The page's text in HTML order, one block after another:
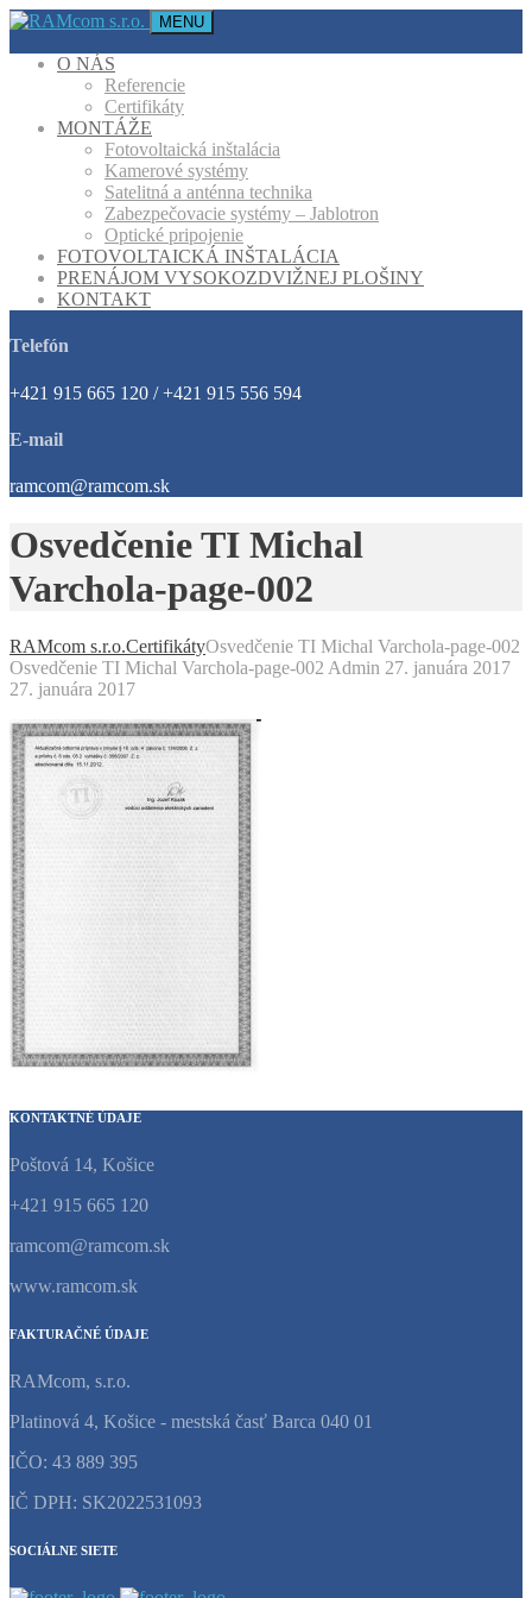
MENU
O NÁS
Referencie
Certifikáty
MONTÁŽE
Fotovoltaická inštalácia
Kamerové systémy
Satelitná a anténna technika
Zabezpečovacie systémy – Jablotron
Optické pripojenie
FOTOVOLTAICKÁ INŠTALÁCIA
PRENÁJOM VYSOKOZDVIŽNEJ PLOŠINY
KONTAKT
Telefón
+421 915 665 120 / +421 915 556 594
E-mail
ramcom@ramcom.sk
Osvedčenie TI Michal
Varchola-page-002
RAMcom s.r.o.CertifikátyOsvedčenie TI Michal Varchola-page-002
Osvedčenie TI Michal Varchola-page-002 Admin 27. januára 2017
27. januára 2017
KONTAKTNÉ ÚDAJE
Poštová 14, Košice
+421 915 665 120
ramcom@ramcom.sk
www.ramcom.sk
FAKTURAČNÉ ÚDAJE
RAMcom, s.r.o.
Platinová 4, Košice - mestská časť Barca 040 01
IČO: 43 889 395
IČ DPH: SK2022531093
SOCIÁLNE SIETE